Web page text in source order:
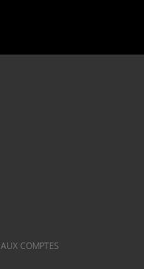
COMPTES